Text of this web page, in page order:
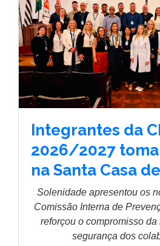
Integrantes da
2026/2027
na Santa Casa
Solenidade apresentou os
Comissão Interna de
reforçou o compromisso
segurança dos